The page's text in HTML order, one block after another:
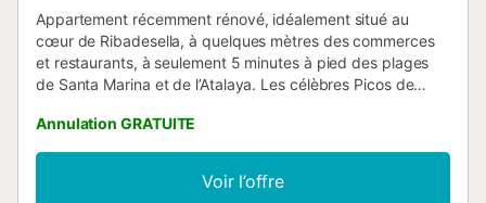
Appartement récemment rénové, idéalement situé au
cœur de Ribadesella, à quelques mètres des commerces
et restaurants, à seulement 5 minutes à pied des plages
de Santa Marina et de l’Atalaya. Les célèbres Picos de
minutes. L’appartement offre une vue agréable sur la Ría
del Sella et dispose de 2 chambres doubles, d’un salon
lumineux, d’une cuisine entièrement équipée et d’une salle
de bain moderne. Notre objectif est de vous offrir un
Annulation GRATUITE
Voir l’offre